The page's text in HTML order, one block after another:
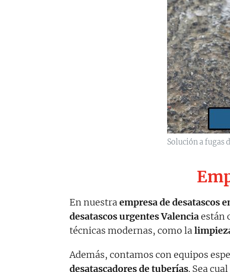
Solución a fugas
En nuestraempresa de desatascos
desatascos urgentes Valenciaestán
técnicas modernas, como la
Además, contamos con equipos
desatascadores de tuberías. Sea